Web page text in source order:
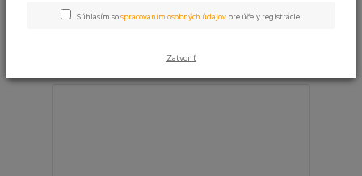
strana
Súhlasím sospracovaním osobných údajov pre účely registrácie.
Zatvoriť